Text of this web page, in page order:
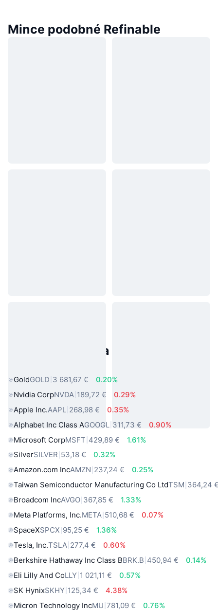
Mince podobné Refinable
Populárne aktíva z reálneho
GoldGOLD 3 681,67 €
0.20%
Nvidia CorpNVDA 189,72 €
0.29%
Apple Inc.AAPL 268,98 €
0.35%
Alphabet Inc Class AGOOGL 311,73 €
0.90%
Microsoft CorpMSFT 429,89 €
1.61%
SilverSILVER 53,18 €
0.32%
Amazon.com IncAMZN 237,24 €
0.25%
Taiwan Semiconductor Manufacturing Co LtdTSM 364,24
Broadcom IncAVGO 367,85 €
1.33%
Meta Platforms, Inc.META 510,68 €
0.07%
SpaceXSPCX 95,25 €
1.36%
Tesla, Inc.TSLA 277,4 €
0.60%
Berkshire Hathaway Inc Class BBRK.B 450,94 €
0.14%
Eli Lilly And CoLLY 1 021,11 €
0.57%
SK HynixSKHY 125,34 €
4.38%
Micron Technology IncMU 781,09 €
0.76%